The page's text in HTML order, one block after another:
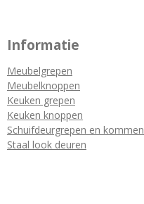
Informatie
Meubelgrepen
Meubelknoppen
Keuken grepen
Keuken knoppen
Schuifdeurgrepen en kommen
Staal look deuren